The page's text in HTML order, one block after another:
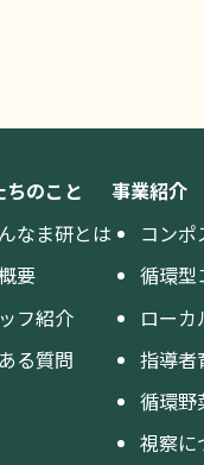
のこと
なま研とは
要
フ紹介
る質問
事業紹介
コンポ
循環型
ロー
指導者
循環野
視察に